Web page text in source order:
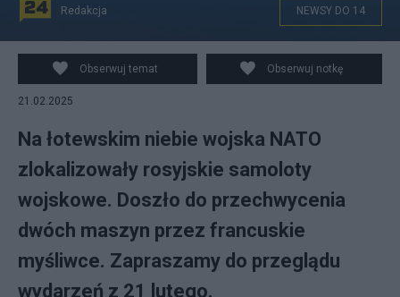
Redakcja NEWSY DO 14
Obserwuj temat Obserwuj notkę
21.02.2025
Na łotewskim niebie wojska NATO
zlokalizowały rosyjskie samoloty
wojskowe. Doszło do przechwycenia
dwóch maszyn przez francuskie
myśliwce. Zapraszamy do przeglądu
wydarzeń z 21 lutego.